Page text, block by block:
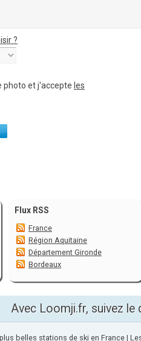
?
photo et j'accepte les
Flux RSS
France
Région Aquitaine
Département Gironde
Bordeaux
Avec Loomji.fr, suivez
belles stations de ski en France |